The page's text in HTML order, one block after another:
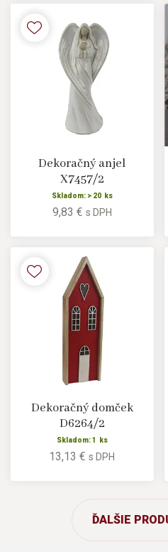
Dekoračný anjel
X7457/2
Skladom: > 20 ks
9,83 € s DPH
Dekoračný domček
D6264/2
Skladom: 1 ks
13,13 €s DPH
ĎALŠIE